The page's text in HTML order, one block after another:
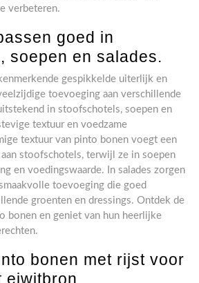
verbeteren.
goed in
soepen en salades.
gespikkelde uiterlijk en
toevoeging aan verschillende
in stoofschotels, soepen en
textuur en voedzame
textuur van pinto bonen voegt een
stoofschotels, terwijl ze in soepen
en voedingswaarde. In salades zorgen
toevoeging die goed
groenten en dressings. Ontdek de
bonen en geniet van hun heerlijke
bonen met rijst voor